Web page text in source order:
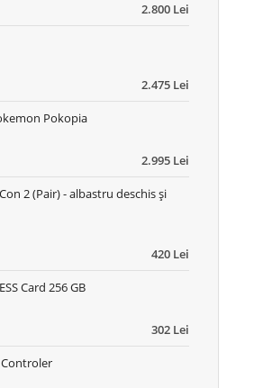
2.800 Lei
2.475 Lei
2.995 Lei
Pokopia
420 Lei
2 (Pair) - albastru deschis și
302 Lei
Card 256 GB